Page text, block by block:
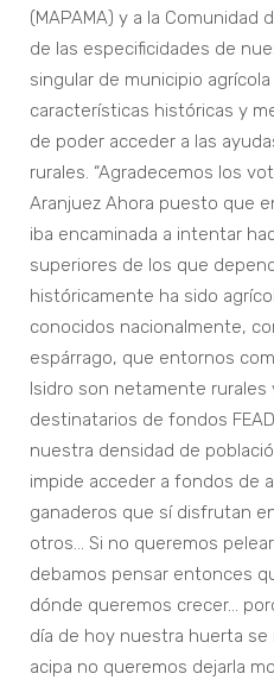
(MAPAMA) y a la Comunidad
de las especificidades de
singular de municipio
características históricas y
de poder acceder a las
rurales. “Agradecemos los
Aranjuez Ahora puesto que
iba encaminada a intentar
superiores de los que
históricamente ha sido
conocidos nacionalmente,
espárrago, que entornos
Isidro son netamente rurales
destinatarios de fondos
nuestra densidad de
impide acceder a fondos de
ganaderos que sí disfrutan
otros... Si no queremos
debamos pensar entonces
dónde queremos crecer…
día de hoy nuestra huerta
acipa no queremos dejarla